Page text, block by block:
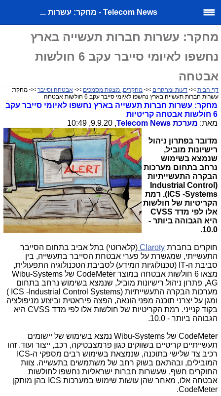
Telecom News - מחקר: עשרות ...
מחקר: עשרות חברות תעשייה בארץ
נחשפו לאיומי סייבר עקב 6 חולשות
אבטחה
דף הבית >> דעות ומחקרים >> מחקרים, מצגות מסמכים >> אבטחה וסייבר >> מחקר:
עשרות חברות תעשייה בארץ נחשפו לאיומי סייבר עקב 6 חולשות אבטחה
מחקר: עשרות חברות תעשייה בארץ נחשפו לאיומי סייבר עקב
6 חולשות אבטחה קריטיות
מאת: מערכת Telecom News
, 9.9.20, 10:49
מדובר בפתרון ניהול
רישיונות מוביל,
שנמצא בשימוש
נרחב בתחום מערכות
הבקרה התעשייתיות
(
Industrial Control
Systems
-
ICS ). רמת
הקריטיות של חולשות
אלו לפי מדד CVSS
היא הגבוהה ביותר -
10.0.
חוקרים בחברת Claroty (קלארוטי) בתל אביב בתחום הסייבר
התעשייתי, שמגשרת על פערי אבטחת הסייבר בתעשייה, בין
סביבת ה-IT (טכנולוגיות המידע) לסביבת הטכנולוגיה התפעולית,
מצאו 6 חולשות אבטחה במוצר
CodeMeter של Wibu-Systems
AG, פתרון ניהול רישיונות מוביל, שנמצא בשימוש נרחב בתחום
מערכות הבקרה התעשייתיות (Industrial Control Systems
-
ICS
)
ומגן על יצרני תוכנה מפני הונאה, הפצה פיראטית וביצוע מניפולציה
בקוד קנייני. רמת הקריטיות של חולשות אלו לפי מדד CVSS היא
הגבוהה ביותר - 10.0.
CodeMeter של Wibu-Systems נמצא בשימוש של יישומים
תעשייתיים קריטיים בשווקים כגון פרמצבטיקה, רכב, ייצור ועוד. זהו
רכיב צד שלישי בתוכנה, שנמצאת בשימוש רבים מספקי ה-ICS
המובילים, ובהתאם בשוק רחב של משתמשים בתעשייה. צוות
החוקרים חשף, שעשרות חברות ישראליות נחשפו לחולשות
אבטחה אלו, מאחר שהן עושות שימוש במערכות ICS בהן מותקן
CodeMeter
.